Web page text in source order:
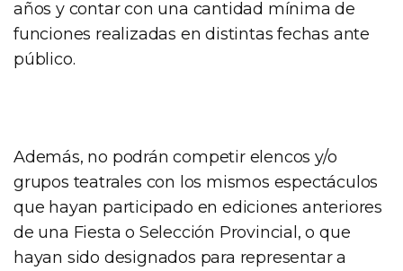
años y contar con una cantidad mínima de
funciones realizadas en distintas fechas ante
público.
Además, no podrán competir elencos y/o
grupos teatrales con los mismos espectáculos
que hayan participado en ediciones anteriores
de una Fiesta o Selección Provincial, o que
hayan sido designados para representar a